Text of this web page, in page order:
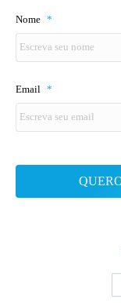
Nome *
Email *